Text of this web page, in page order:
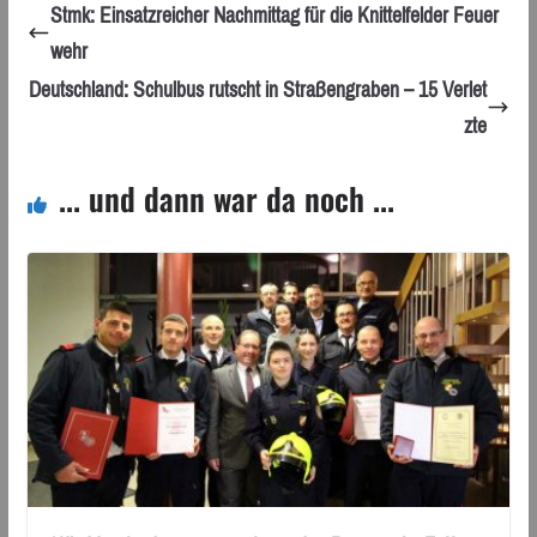
Stmk: Einsatzreicher Nachmittag für die Knittelfelder Feuer
wehr
Deutschland: Schulbus rutscht in Straßengraben – 15 Verlet
zte
... und dann war da noch ...